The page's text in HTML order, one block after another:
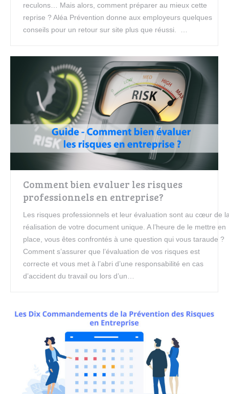
reculons… Mais alors, comment préparer au mieux cette
reprise ? Aléa Prévention donne aux employeurs quelques
conseils pour un retour sur site plus que réussi. …
Comment bien evaluer les risques
professionnels en entreprise?
Les risques professionnels et leur évaluation sont au cœur de
réalisation de votre document unique. A l’heure de le mettre en
place, vous êtes confrontés à une question qui vous taraude ?
Comment s’assurer que l’évaluation de vos risques est
correcte et vous met à l’abri d’une responsabilité en cas
d’accident du travail ou lors d’un…